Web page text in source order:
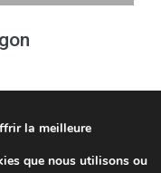
la meilleure
que nous utilisons ou